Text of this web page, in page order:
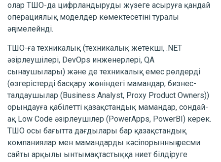
олар ТШО-да цифрландыруды жүзеге асыруға қандай
операциялық моделдер көмектесетіні туралы
әңгімелейнді.
ТШО-ға техникалық (техникалық жетекші, .NET
әзірлеушілері, DevOps инженерлері, QA
сынаушылары) және де техникалық емес рөлдерді
(өзгерістерді басқару жөніндегі мамандар, бизнес-
талдаушылар (Business Analyst, Proxy Product Owners))
орындауға қабілетті қазақстандық мамандар, сондай-
ақ Low Code әзірлеушілер (PowerApps, PowerBI) керек.
ТШО осы бағытта дағдылары бар қазақстандық
компаниялар мен мамандарды кәсіпорынның ресми
сайты арқылы ынтымақтастыққа ниет білдіруге